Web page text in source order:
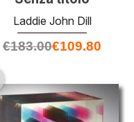
Laddie John Dill
€183.00€109.80